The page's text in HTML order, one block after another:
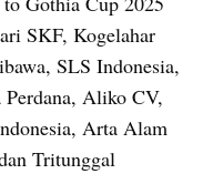
SKF, Kogelahar
SLS Indonesia,
Aliko CV,
Arta Alam
Tritunggal